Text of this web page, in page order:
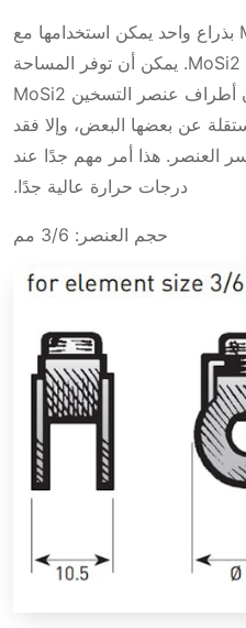
حاملات عنصر التسخين MoSi2 بذراع واحد يمكن استخدامها مع
جميع أنواع عناصر التسخين MoSi2. يمكن أن توفر المساحة
الكافية. من الضروري أن تكون أطراف عنصر التسخين MoSi2
عن بعضها البعض، وإلا فقد
العنصر. هذا أمر مهم جدًا عند
درجات حرارة عالية جدًا.
حجم العنصر: 3/6 مم